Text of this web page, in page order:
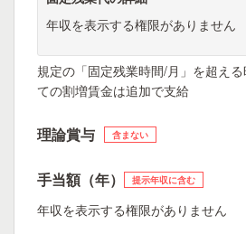
年収を表示する権限がありません
規定の「固定残業時間/月」を超え
ての割増賃金は追加で支給
理論賞与 含まない
手当額（年） 提示年収に含む
年収を表示する権限がありません